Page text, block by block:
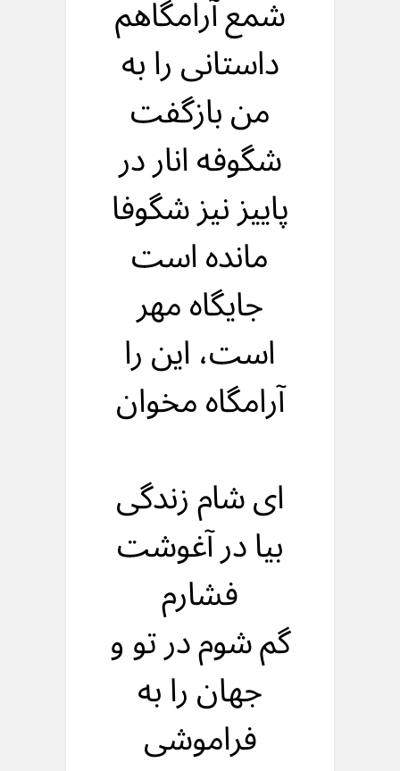
شمع آرامگاهم
داستانی را به
من بازگفت
شگوفه انار در
پاییز نیز شگوفا
مانده است
جایگاه مهر
است، این را
آرامگاه مخوان
ای شام زندگی
بیا در آغوشت
فشارم
گم شوم در تو و
جهان را به
فراموشی